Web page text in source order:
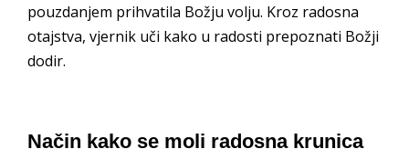
pouzdanjem prihvatila Božju volju. Kroz radosna
otajstva, vjernik uči kako u radosti prepoznati Božji
dodir.
Način kako se moli radosna krunica